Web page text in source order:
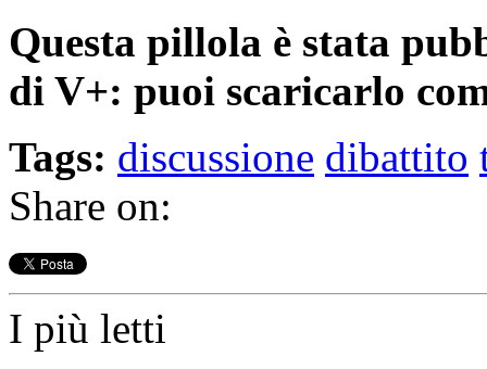
Questa pillola è stata
di V+: puoi scaricarlo
Tags: discussione dibattito
Share on:
I più letti